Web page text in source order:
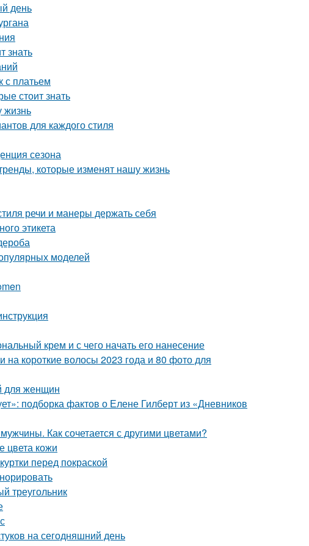
день
знать
с платьем
стоит знать
жизнь
для каждого стиля
сезона
которые изменят нашу жизнь
речи и манеры держать себя
этикета
моделей
крем и с чего начать его нанесение
короткие волосы 2023 года и 80 фото для
для женщин
подборка фактов о Елене Гилберт из «Дневников
Как сочетается с другими цветами?
цвета кожи
перед покраской
треугольник
на сегодняшний день